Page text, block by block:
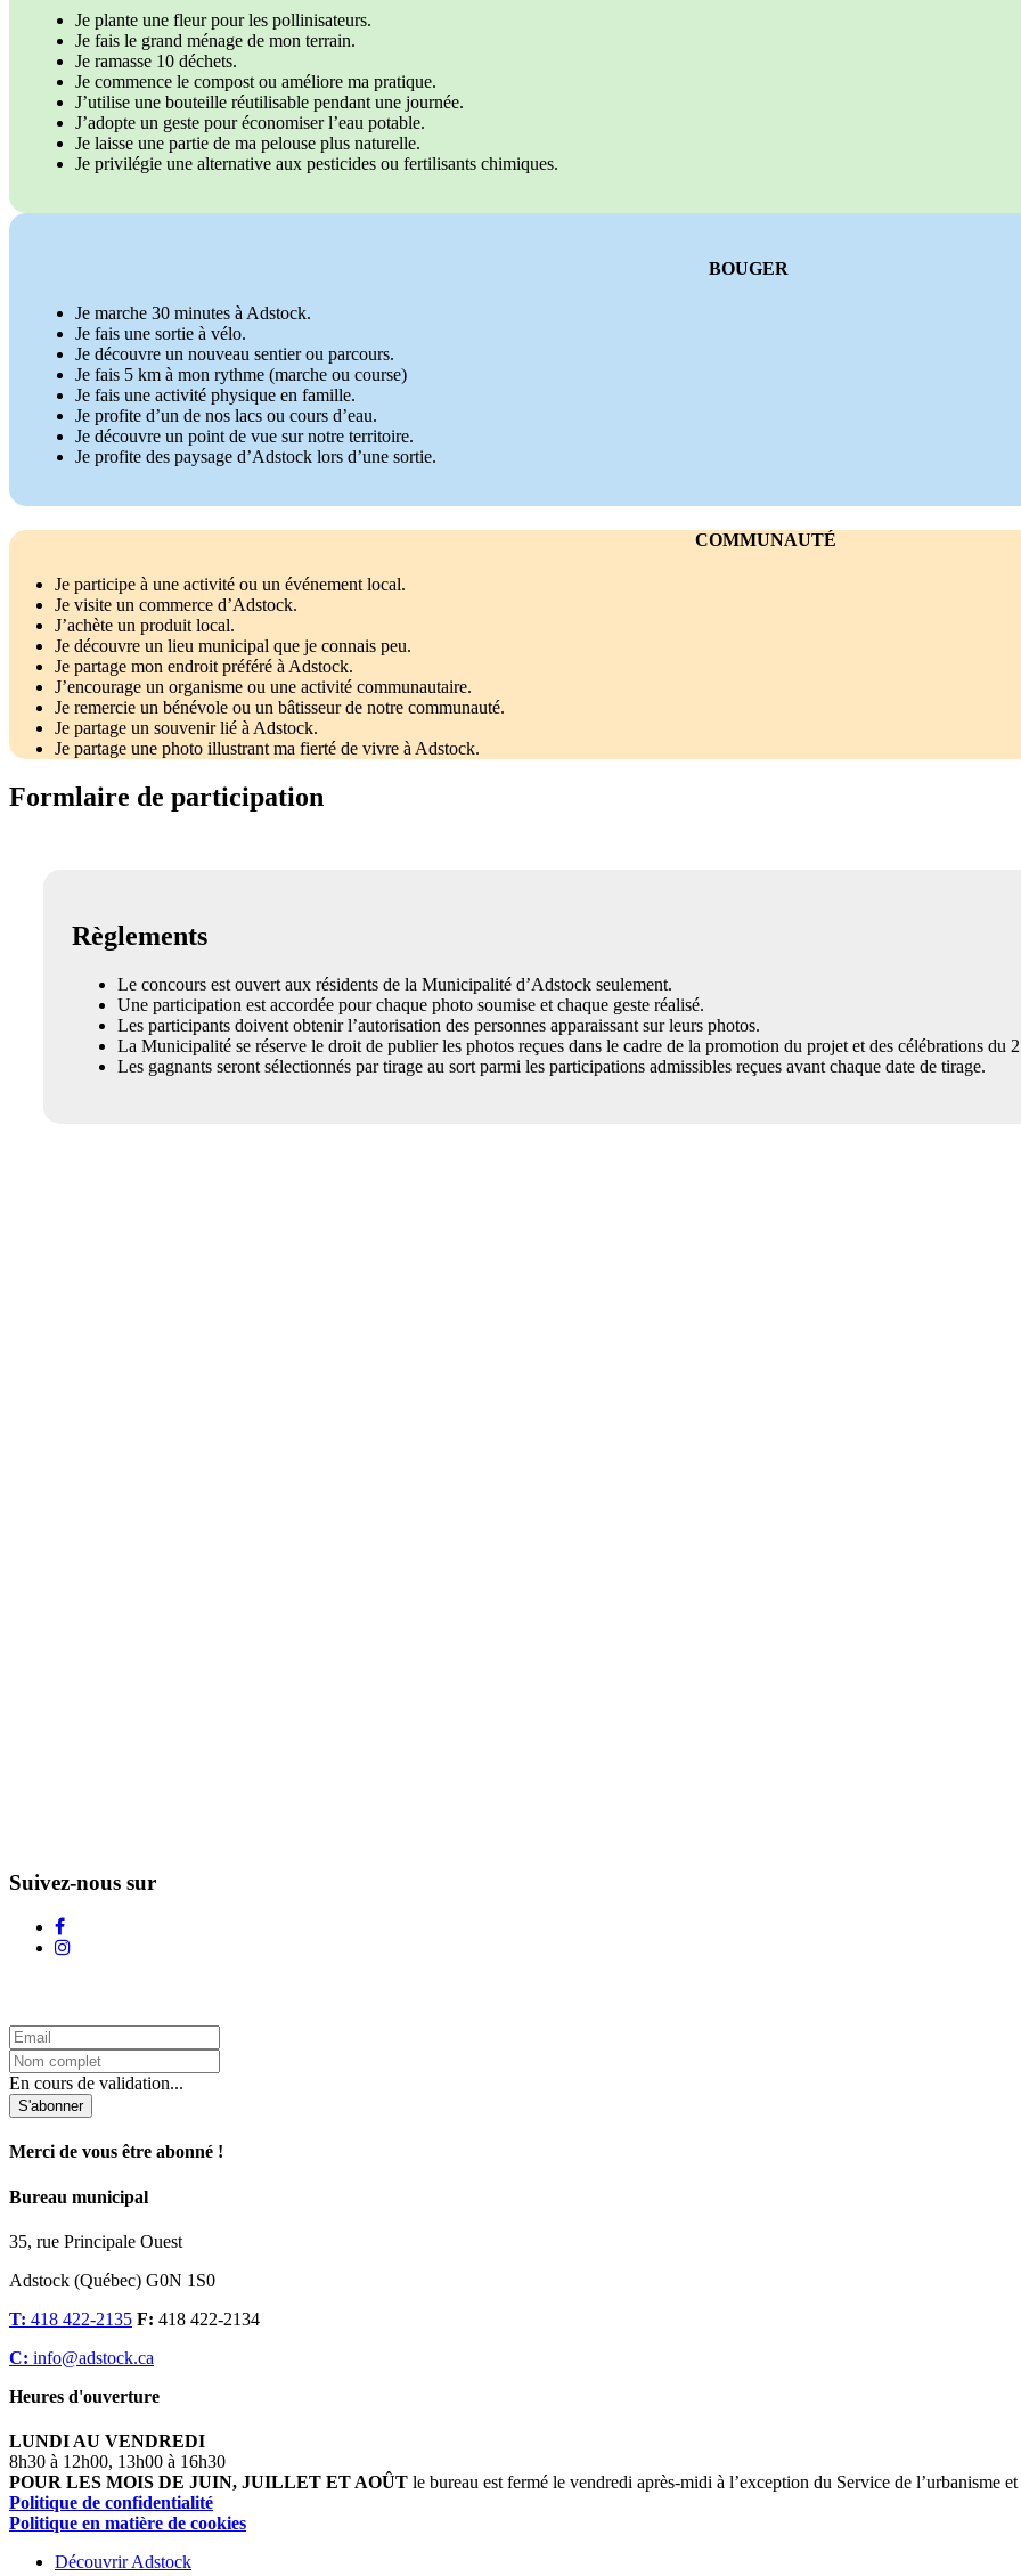
Je plante une fleur pour les pollinisateurs.
Je fais le grand ménage de mon terrain.
Je ramasse 10 déchets.
Je commence le compost ou améliore ma pratique.
J’utilise une bouteille réutilisable pendant une journée.
J’adopte un geste pour économiser l’eau potable.
Je laisse une partie de ma pelouse plus naturelle.
Je privilégie une alternative aux pesticides ou fertilisants chimiques.
BOUGER
Je marche 30 minutes à Adstock.
Je fais une sortie à vélo.
Je découvre un nouveau sentier ou parcours.
Je fais 5 km à mon rythme (marche ou course)
Je fais une activité physique en famille.
Je profite d’un de nos lacs ou cours d’eau.
Je découvre un point de vue sur notre territoire.
Je profite des paysage d’Adstock lors d’une sortie.
COMMUNAUTÉ
Je participe à une activité ou un événement local.
Je visite un commerce d’Adstock.
J’achète un produit local.
Je découvre un lieu municipal que je connais peu.
Je partage mon endroit préféré à Adstock.
J’encourage un organisme ou une activité communautaire.
Je remercie un bénévole ou un bâtisseur de notre communauté.
Je partage un souvenir lié à Adstock.
Je partage une photo illustrant ma fierté de vivre à Adstock.
Formlaire de participation
Règlements
Le concours est ouvert aux résidents de la Municipalité d’Adstock seulement.
Une participation est accordée pour chaque photo soumise et chaque geste réalisé.
Les participants doivent obtenir l’autorisation des personnes apparaissant sur leurs photos.
La Municipalité se réserve le droit de publier les photos reçues dans le cadre de la promotion du projet et des célébrations du
Les gagnants seront sélectionnés par tirage au sort parmi les participations admissibles reçues avant chaque date de tirage.
Suivez-nous sur
En cours de validation...
S'abonner
Merci de vous être abonné !
Bureau municipal
35, rue Principale Ouest
Adstock (Québec) G0N 1S0
T: 418 422-2135 F: 418 422-2134
C: info@adstock.ca
Heures d'ouverture
LUNDI AU VENDREDI
8h30 à 12h00, 13h00 à 16h30
POUR LES MOIS DE JUIN, JUILLET ET AOÛT le bureau est fermé le vendredi après-midi à l’exception du Service de l’urbanisme
Politique de confidentialité
Politique en matière de cookies
Découvrir Adstock